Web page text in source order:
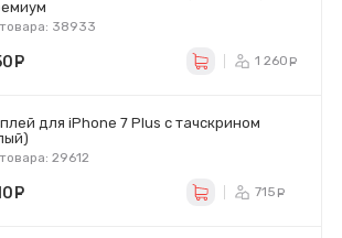
38933
1 260
для iPhone 7 Plus с тачскрином
29612
715